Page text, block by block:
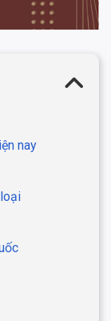
nay